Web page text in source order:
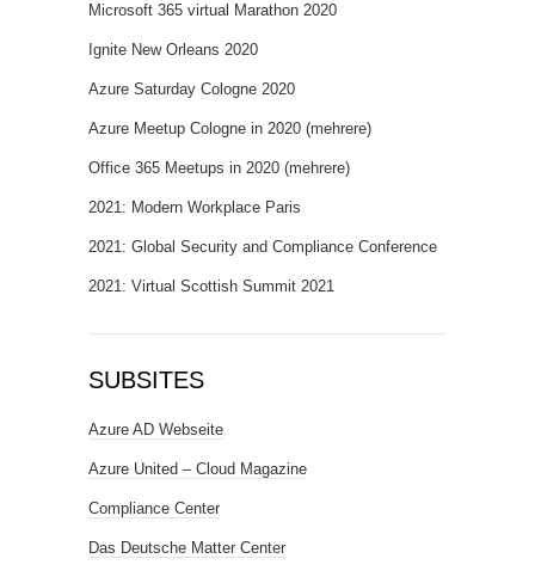
Microsoft 365 virtual Marathon 2020
Ignite New Orleans 2020
Azure Saturday Cologne 2020
Azure Meetup Cologne in 2020 (mehrere)
Office 365 Meetups in 2020 (mehrere)
2021: Modern Workplace Paris
2021: Global Security and Compliance Conference
2021: Virtual Scottish Summit 2021
SUBSITES
Azure AD Webseite
Azure United – Cloud Magazine
Compliance Center
Das Deutsche Matter Center